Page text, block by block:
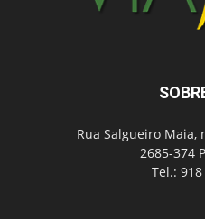
Rua Salgueiro Maia,
2685-374
Tel.: